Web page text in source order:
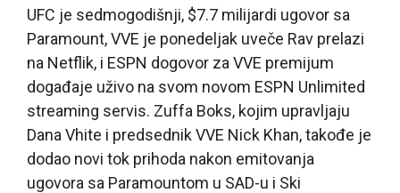
UFC je sedmogodišnji, $7.7 milijardi ugovor sa
Paramount, VVE je ponedeljak uveče Rav prelazi
na Netflik, i ESPN dogovor za VVE premijum
događaje uživo na svom novom ESPN Unlimited
streaming servis. Zuffa Boks, kojim upravljaju
Dana Vhite i predsednik VVE Nick Khan, takođe je
dodao novi tok prihoda nakon emitovanja
ugovora sa Paramountom u SAD-u i Ski